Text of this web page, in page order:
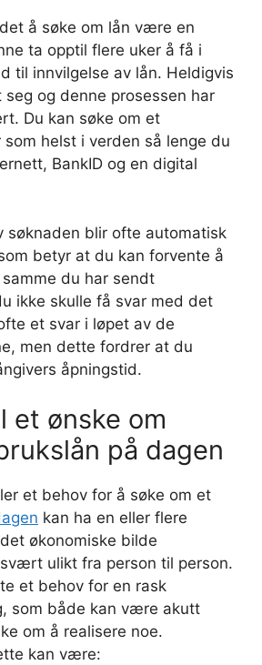
å søke om lån være en
ta opptil flere uker å få i
til innvilgelse av lån. Heldigvis
og denne prosessen har
Du kan søke om et
helst i verden så lenge du
BankID og en digital
søknaden blir ofte automatisk
betyr at du kan forvente å
du har sendt
ikke skulle få svar med det
et svar i løpet av de
men dette fordrer at du
åpningstid.
et ønske om
på dagen
et behov for å søke om et
kan ha en eller flere
økonomiske bilde
ulikt fra person til person.
et behov for en rask
som både kan være akutt
om å realisere noe.
kan være: